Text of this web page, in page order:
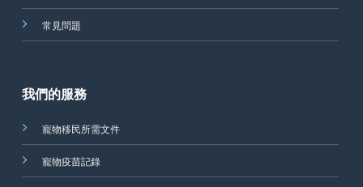
常見問題
我們的服務
寵物移民所需文件
寵物疫苗記錄